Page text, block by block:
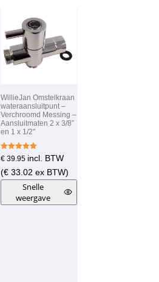
WillieJan Omstelkraan
wateraansluitpunt –
Verchroomd Messing –
Aansluitmaten 2 x 3/8”
en 1 x 1/2″
Gewaardeer
d
5.00
uit 5
€39.95 incl. BTW
(€33.02 ex BTW)
Snelle
weergave